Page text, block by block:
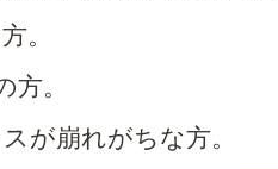
。
方。
が崩れがちな方。